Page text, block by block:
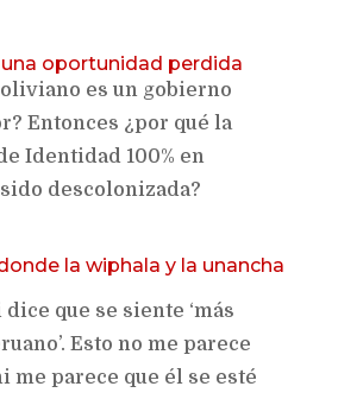
una oportunidad perdida
es un gobierno
Entonces ¿por qué la
Identidad 100% en
descolonizada?
la wiphala y la unancha
que se siente ‘más
Esto no me parece
me parece que él se esté